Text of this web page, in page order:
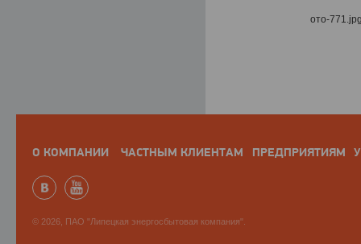
О КОМПАНИИ ЧАСТНЫМ КЛИЕНТАМ ПРЕДПРИЯТИЯМ
© 2026, ПАО "Липецкая энергосбытовая компания".